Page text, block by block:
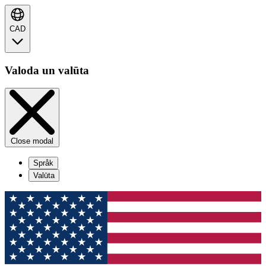
CAD
Valoda un valūta
Close modal
Språk
Valūta